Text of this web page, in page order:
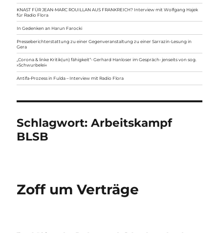
KNAST FÜR JEAN-MARC ROUILLAN AUS FRANKREICH? Interview mit Wolfgang Hajek
für Radio Flora
In Gedenken an Harun Farocki
Presseberichterstattung zu einer Gegenveranstaltung zu einer Sarrazin-Lesung in
Gera
„Corona & linke Kritik(un) fähigkeit“- Gerhard Hanloser im Gespräch- jenseits von sog.
»Schwurbelei«
Antifa-Prozess in Fulda – Interview mit Radio Flora
Schlagwort:Arbeitskampf
BLSB
Zoff um Verträge